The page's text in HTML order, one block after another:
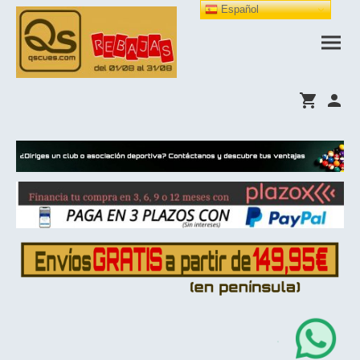
Español